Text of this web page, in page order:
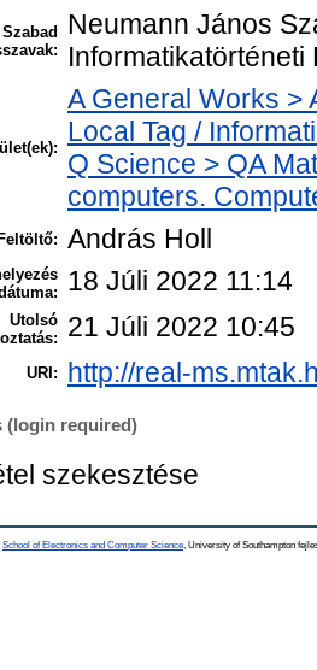
Szabad
Neumann János
Informatikatörténeti
A General Works >
Local Tag /
Q Science > QA
computers.
Feltöltő: András Holl
18 Júli 2022 11:14
Utolsó 21 Júli 2022 10:45
URI: http://real-
(login required)
szekesztése
School of Electronics and Computer Science , University of Southampton